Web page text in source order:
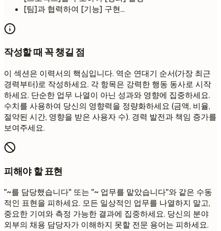
[팀]과 협력하여 [기능] 구현...
작성할 때 꼭 챙길 점
이 섹션은 이력서의 핵심입니다. 역순 연대기 순서(가장 최근
경력부터)로 작성하세요. 각 항목은 강력한 행동 동사로 시작
하세요. 단순한 업무 나열이 아닌 성과와 영향에 집중하세요.
수치를 사용하여 당신의 영향력을 정량화하세요 (금액, 비율,
절약된 시간, 영향을 받은 사용자 수). 경력 발전과 책임 증가를
보여주세요.
피해야 할 표현
"~를 담당했습니다" 또는 "~ 업무를 맡았습니다"와 같은 수동
적인 표현을 피하세요. 모든 일상적인 업무를 나열하지 말고,
중요한 기여와 측정 가능한 결과에 집중하세요. 당신의 분야
외부의 채용 담당자가 이해하지 못할 전문 용어는 피하세요.